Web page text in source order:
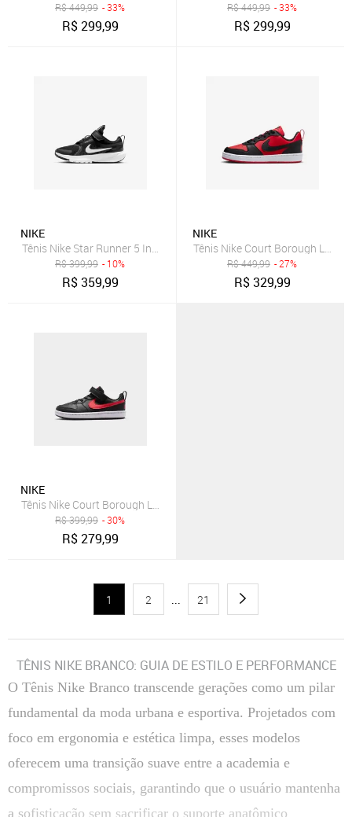
R$449,99 - 33%
R$299,99
R$449,99 - 33%
R$299,99
NIKE
Tênis Nike Star Runner 5 Infantil
R$399,99 - 10%
R$359,99
NIKE
Tênis Nike Court Borough Low
R$449,99 - 27%
R$329,99
NIKE
Tênis Nike Court Borough Low Recraft Infantil
R$399,99 - 30%
R$279,99
1 2 ... 21
TÊNIS NIKE BRANCO: GUIA DE ESTILO E PERFORMANCE
O Tênis Nike Branco transcende gerações como um pilar
fundamental da moda urbana e esportiva. Projetados com
foco em ergonomia e estética limpa, esses modelos
oferecem uma transição suave entre a academia e
compromissos sociais, garantindo que o usuário mantenha
a sofisticação sem sacrificar o suporte anatômico